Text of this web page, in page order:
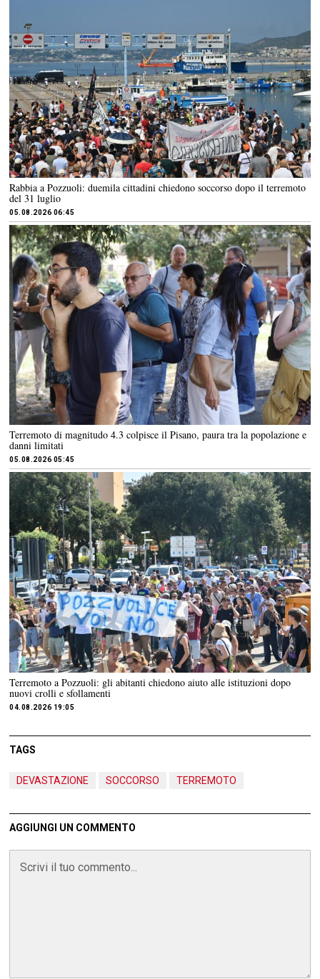
Rabbia a Pozzuoli: duemila cittadini chiedono soccorso dopo il terremoto
del 31 luglio
05.08.2026 06:45
Terremoto di magnitudo 4.3 colpisce il Pisano, paura tra la popolazione e
danni limitati
05.08.2026 05:45
Terremoto a Pozzuoli: gli abitanti chiedono aiuto alle istituzioni dopo
nuovi crolli e sfollamenti
04.08.2026 19:05
TAGS
DEVASTAZIONE SOCCORSO TERREMOTO
AGGIUNGI UN COMMENTO